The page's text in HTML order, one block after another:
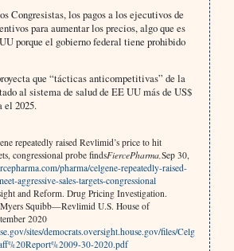
Congresistas, los pagos a los ejecutivos de
para aumentar los precios, algo que es
porque el gobierno federal tiene prohibido
que “tácticas anticompetitivas” de la
al sistema de salud de EE UU más de US$
el 2025.
repeatedly raised Revlimid’s price to hit
congressional probe findsFiercePharma, Sep 30,
pharma/celgene-repeatedly-raised-
aggressive-sales-targets-congressional
and Reform. Drug Pricing Investigation.
Squibb—Revlimid U.S. House of
2020
sites/democrats.oversight.house.gov/files/Celg
30-2020.pdf